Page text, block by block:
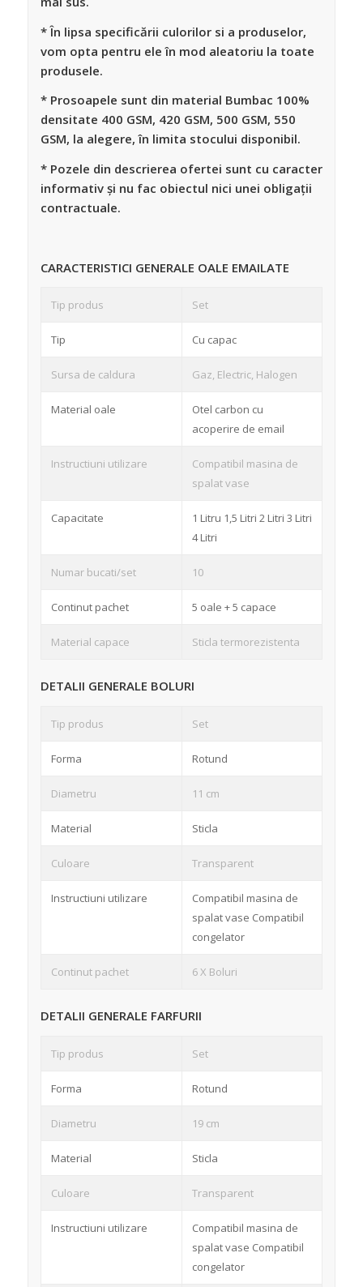
* În lipsa specificării culorilor si a produselor,
vom opta pentru ele în mod aleatoriu la toate
produsele.
* Prosoapele sunt din material Bumbac 100%
densitate 400 GSM, 420 GSM, 500 GSM, 550
GSM, la alegere, în limita stocului disponibil.
* Pozele din descrierea ofertei sunt cu caracter
informativ și nu fac obiectul nici unei obligații
contractuale.
CARACTERISTICI GENERALE OALE EMAILATE
Tip produs Set
Tip Cu capac
Sursa de caldura Gaz, Electric, Halogen
Material oale
Otel carbon cu
acoperire de email
Instructiuni utilizare
Compatibil masina de
spalat vase
Capacitate
1 Litru 1,5 Litri 2 Litri 3 Litri
4 Litri
Numar bucati/set 10
Continut pachet 5 oale + 5 capace
Material capace Sticla termorezistenta
DETALII GENERALE BOLURI
Tip produs Set
Forma Rotund
Diametru 11 cm
Material Sticla
Culoare Transparent
Instructiuni utilizare
Compatibil masina de
spalat vase Compatibil
congelator
Continut pachet 6 X Boluri
DETALII GENERALE FARFURII
Tip produs Set
Forma Rotund
Diametru 19 cm
Material Sticla
Culoare Transparent
Instructiuni utilizare
Compatibil masina de
spalat vase Compatibil
congelator